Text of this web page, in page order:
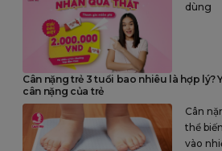
dùng
Cân nặng trẻ 3 tuổi bao nhiêu là hợp lý?
cân nặng của trẻ
Cân
thể
vào